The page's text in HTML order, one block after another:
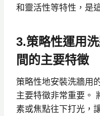
和靈活性等特性，是
3.策略性運用
間的主要特徵
策略性地安裝洗牆用
主要特徵非常重要。
素或焦點往下打光，